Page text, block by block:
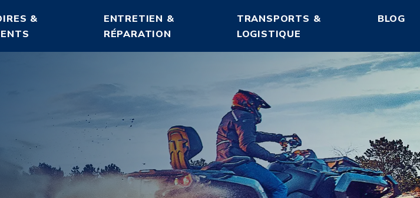
&
ENTRETIEN &
RÉPARATION
TRANSPORTS &
LOGISTIQUE
BLOG